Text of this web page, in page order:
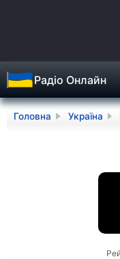
Радіо Онлайн
Головна Україна